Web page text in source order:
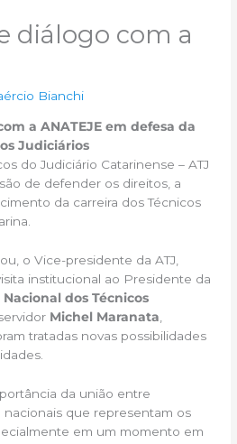
diálogo com a
Bianchi
a ANATEJE em defesa da
Judiciários
do Judiciário Catarinense – ATJ
de defender os direitos, a
da carreira dos Técnicos
o Vice-presidente da ATJ,
institucional ao Presidente da
Nacional dos Técnicos
servidor Michel Maranata
tratadas novas possibilidades
da união entre
nacionais que representam os
em um momento em